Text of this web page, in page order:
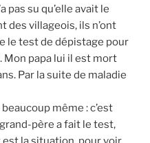
pas su qu’elle avait le
des vil­la­geois, ils n’ont
le test de dépis­tage pour
papa lui il est mort
Par la suite de mala­die
même : c’est
père a fait le test,